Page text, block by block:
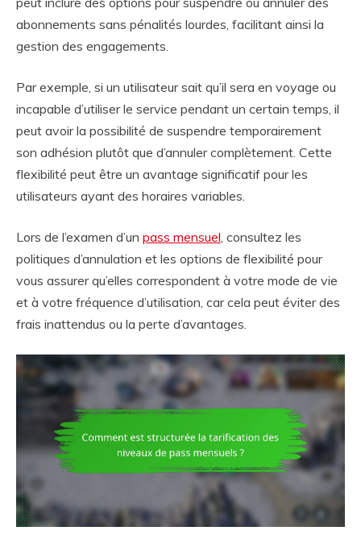
abonnements sans pénalités lourdes, facilitant ainsi la
gestion des engagements.
Par exemple, si un utilisateur sait qu’il sera en voyage ou
incapable d’utiliser le service pendant un certain temps, il
peut avoir la possibilité de suspendre temporairement
son adhésion plutôt que d’annuler complètement. Cette
flexibilité peut être un avantage significatif pour les
utilisateurs ayant des horaires variables.
Lors de l’examen d’un pass mensuel , consultez les
politiques d’annulation et les options de flexibilité pour
vous assurer qu’elles correspondent à votre mode de vie
et à votre fréquence d’utilisation, car cela peut éviter des
frais inattendus ou la perte d’avantages.